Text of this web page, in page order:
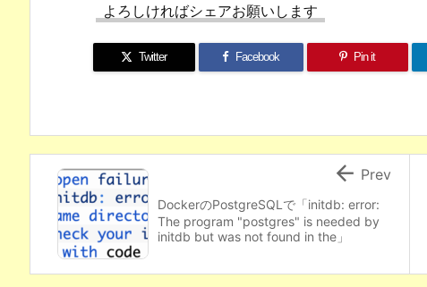
よろしければシェアお願いします
Twitter Facebook Pin it
DockerのPostgreSQLで「initdb: error:
The program "postgres" is needed by
initdb but was not found in the」
 Prev